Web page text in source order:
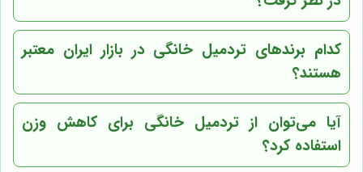
کدام برندهای تردمیل خانگی در بازار ایران معتبر
هستند؟
آیا می‌توان از تردمیل خانگی برای کاهش وزن
استفاده کرد؟